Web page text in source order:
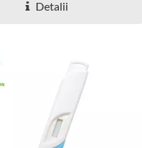
Detalii